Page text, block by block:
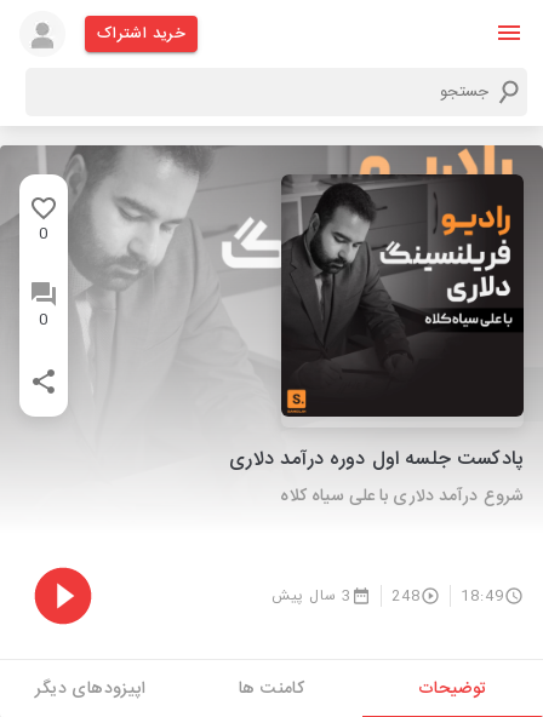
خرید اشتراک
0
0
پادکست جلسه اول دوره درآمد دلاری
شروع درآمد دلاری با علی سیاه کلاه
18:49
248 3 سال پیش
توضیحات کامنت ها اپیزودهای دیگر